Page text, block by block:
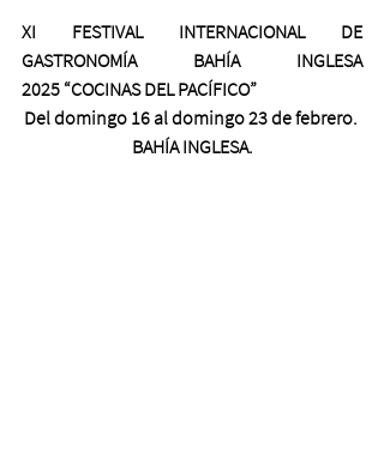
XI FESTIVAL INTERNACIONAL DE
GASTRONOMÍA BAHÍA INGLESA
2025 “COCINAS DEL PACÍFICO”
Del domingo 16 al domingo 23 de febrero.
BAHÍA INGLESA.